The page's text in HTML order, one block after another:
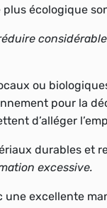
plus écologique
ou
pour la
d’alléger
durables et
excessive.
excellente